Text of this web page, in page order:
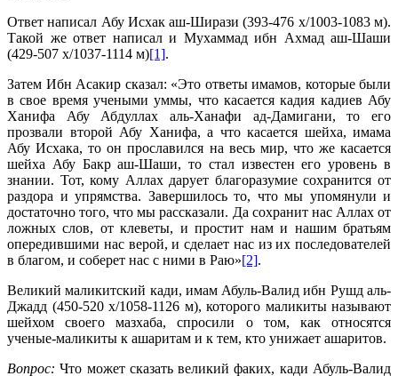
Ответ написал Абу Исхак аш-Ширази (393-476 х/1003-1083 м).
Такой же ответ написал и Мухаммад ибн Ахмад аш-Шаши
(429-507 х/1037-1114 м)[1].
Затем Ибн Асакир сказал: «Это ответы имамов, которые были
в свое время учеными уммы, что касается кадия кадиев Абу
Ханифа Абу Абдуллах аль-Ханафи ад-Дамигани, то его
прозвали второй Абу Ханифа, а что касается шейха, имама
Абу Исхака, то он прославился на весь мир, что же касается
шейха Абу Бакр аш-Шаши, то стал известен его уровень в
знании. Тот, кому Аллах дарует благоразумие сохранится от
раздора и упрямства. Завершилось то, что мы упомянули и
достаточно того, что мы рассказали. Да сохранит нас Аллах от
ложных слов, от клеветы, и простит нам и нашим братьям
опередившими нас верой, и сделает нас из их последователей
в благом, и соберет нас с ними в Раю»[2].
Великий маликитский кади, имам Абуль-Валид ибн Рушд аль-
Джадд (450-520 х/1058-1126 м), которого маликиты называют
шейхом своего мазхаба, спросили о том, как относятся
ученые-маликиты к ашаритам и к тем, кто унижает ашаритов.
Вопрос: Что может сказать великий факих, кади Абуль-Валид